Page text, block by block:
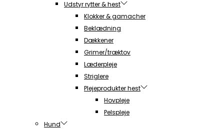
Udstyr rytter & hest
Klokker & gamacher
Beklædning
Dækkener
Grimer/træktov
Læderpleje
Striglere
Plejeprodukter hest
Hovpleje
Pelspleje
Hund